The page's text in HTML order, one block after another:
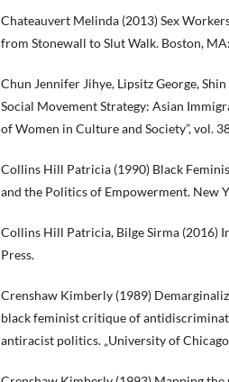
Chateauvert Melinda (2013) Sex
from Stonewall to Slut Walk. Boston,
Chun Jennifer Jihye, Lipsitz George,
Social Movement Strategy: Asian
of Women in Culture and Society”, vol.
Collins Hill Patricia (1990) Black
and the Politics of Empowerment. New
Collins Hill Patricia, Bilge Sirma (2016)
Press.
Crenshaw Kimberly (1989)
black feminist critique of
antiracist politics. „University of Chicago